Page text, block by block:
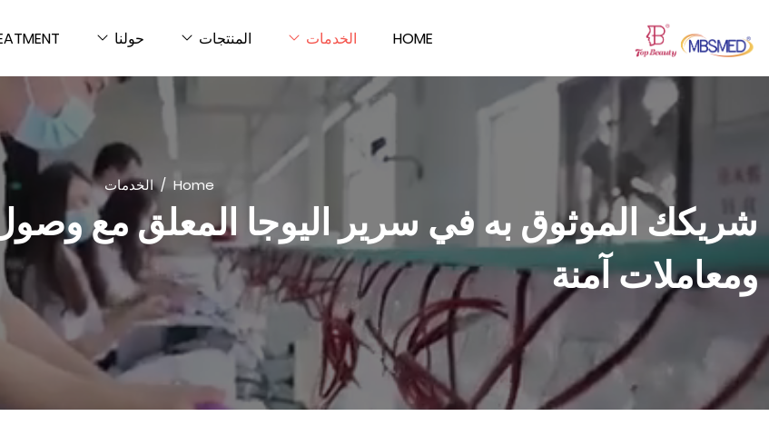
HOME الخدمات المنتجات حولنا
Home الخدمات
شريكك الموثوق به في سرير اليوجا المعلق مع
ومعاملات آمنة